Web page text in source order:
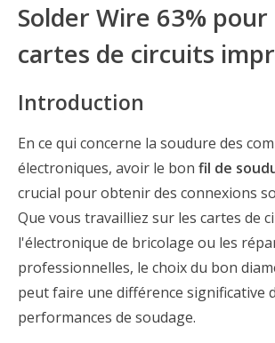
Solder Wire 63% pour
cartes de circuits
Introduction
En ce qui concerne la soudure des
électroniques, avoir le bon fil de
crucial pour obtenir des connexions
Que vous travailliez sur les cartes de
l'électronique de bricolage ou les
professionnelles, le choix du bon
peut faire une différence significative
performances de soudage.